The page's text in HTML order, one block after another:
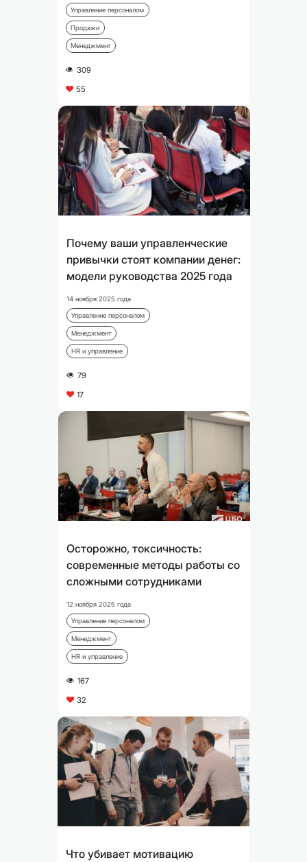
Управление персоналом
Продажи
Менеджмент
A 309
C 55
Почему ваши управленческие
привычки стоят компании денег:
модели руководства 2025 года
14 ноября 2025 года
Управление персоналом
Менеджмент
HR и управление
A 79
C 17
Осторожно, токсичность:
современные методы работы со
сложными сотрудниками
12 ноября 2025 года
Управление персоналом
Менеджмент
HR и управление
A 167
C 32
Что убивает мотивацию